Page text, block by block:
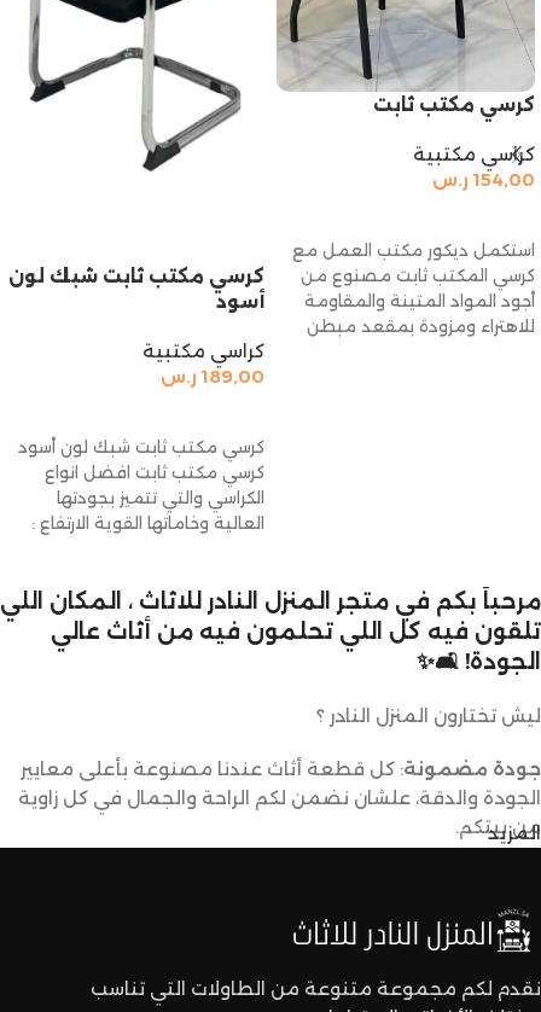
كرسي مكتب ثابت
كراسي مكتبية
154,00 ر.س
استكمل ديكور مكتب العمل مع
كرسي المكتب ثابت مصنوع من
أجود المواد المتينة والمقاومة
للاهتراء ومزودة بمقعد مبطن
كرسي مكتب ثابت شبك لون
أسود
كراسي مكتبية
189,00 ر.س
كرسي مكتب ثابت شبك لون أسود
كرسي مكتب ثابت افضل انواع
الكراسي والتي تتميز بجودتها
العالية وخاماتها القوية الارتفاع :
مرحباً بكم في متجر المنزل النادر للاثاث ، المكان اللي
تلقون فيه كل اللي تحلمون فيه من أثاث عالي
الجودة! 🛋️✨
ليش تختارون المنزل النادر ؟
جودة مضمونة: كل قطعة أثاث عندنا مصنوعة بأعلى معايير
الجودة والدقة، علشان نضمن لكم الراحة والجمال في كل زاوية
من بيتكم.
الأذواق والديكورات. ما راح تحتاجون تدورون كثير علشان تلقون
اللي يعجبكم.
المزيد
نقدم لكم مجموعة متنوعة من الطاولات التي تناسب